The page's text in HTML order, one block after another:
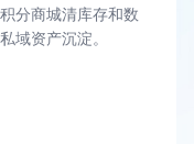
分商城清库存和数
域资产沉淀。